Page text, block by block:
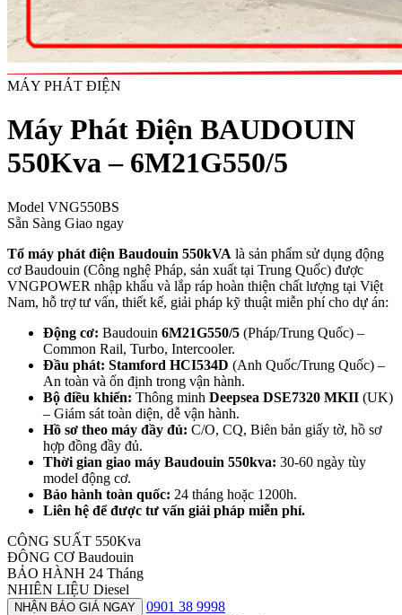
MÁY PHÁT ĐIỆN
Máy Phát Điện BAUDOUIN
550Kva – 6M21G550/5
Model VNG550BS
Sẵn Sàng Giao ngay
Tổ máy phát điện Baudouin 550kVA là sản phẩm sử dụng động
cơ Baudouin (Công nghệ Pháp, sản xuất tại Trung Quốc) được
VNGPOWER nhập khẩu và lắp ráp hoàn thiện chất lượng tại Việt
Nam, hỗ trợ tư vấn, thiết kế, giải pháp kỹ thuật miễn phí cho dự án:
Động cơ: Baudouin 6M21G550/5 (Pháp/Trung Quốc) –
Common Rail, Turbo, Intercooler.
Đầu phát: Stamford HCI534D (Anh Quốc/Trung Quốc) –
An toàn và ổn định trong vận hành.
Bộ điều khiển: Thông minh Deepsea DSE7320 MKII (UK)
– Giám sát toàn diện, dễ vận hành.
Hồ sơ theo máy đầy đủ: C/O, CQ, Biên bản giấy tờ, hồ sơ
hợp đồng đầy đủ.
Thời gian giao máy Baudouin 550kva: 30-60 ngày tùy
model động cơ.
Bảo hành toàn quốc: 24 tháng hoặc 1200h.
Liên hệ để được tư vấn giải pháp miễn phí.
CÔNG SUẤT 550Kva
ĐÔNG CƠ Baudouin
BẢO HÀNH 24 Tháng
NHIÊN LIỆU Diesel
NHẬN BÁO GIÁ NGAY
0901 38 9998